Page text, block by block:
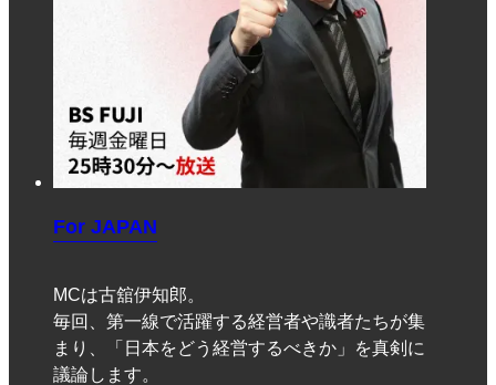
For JAPAN
MCは古舘伊知郎。
毎回、第一線で活躍する経営者や識者たちが集
まり、「日本をどう経営するべきか」を真剣に
議論します。